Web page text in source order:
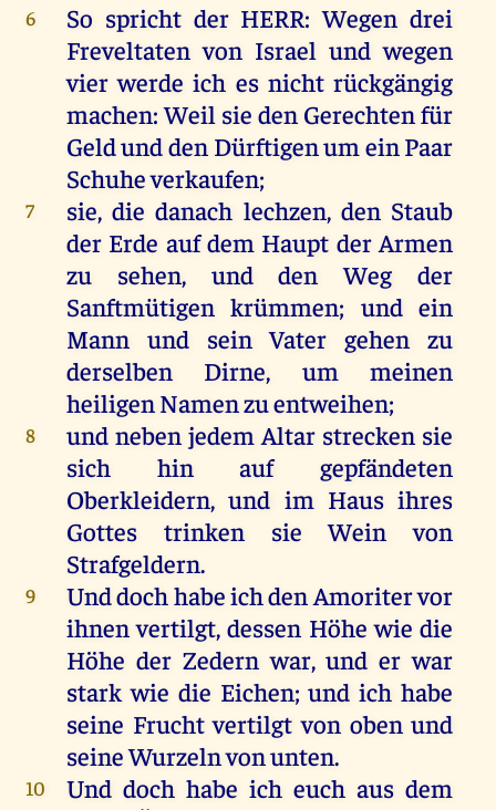
6 So spricht der HERR:Wegen drei
Freveltatenvon Israel und wegen
vier werde ich es nichtrückgängig
machen:Weil sie den Gerechtenfür
Geldundden Dürftigenum einPaar
Schuheverkaufen;
7 sie,die danach lechzen, den Staub
der Erde auf dem Haupt der Armen
zu
sehen, und den Weg
der
Sanftmütigenkrümmen; und ein
Mann und sein Vater gehen zu
derselben
Dirne, um
meinen
heiligenNamenzuentweihen;
8 und nebenjedemAltar strecken sie
sich
hin aufgepfändeten
Oberkleidern,und im Haus ihres
Gottes
trinken sie Wein
von
Strafgeldern.
9 UnddochhabeichdenAmoritervor
ihnen vertilgt,dessen Höhe wie die
Höhe der Zedern war,und er war
stark wie die Eichen;und ich habe
seine Frucht vertilgt von oben und
seineWurzelnvonunten.
10 Und doch habe ich euch aus dem